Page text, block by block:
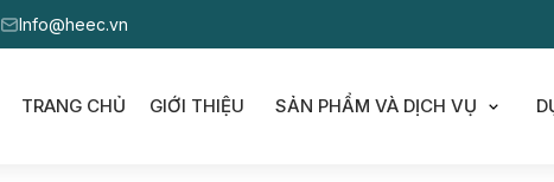
Info@heec.vn
TRANG CHỦ GIỚI THIỆU SẢN PHẨM VÀ DỊCH VỤ Show